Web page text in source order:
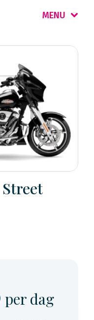
MENU
per dag